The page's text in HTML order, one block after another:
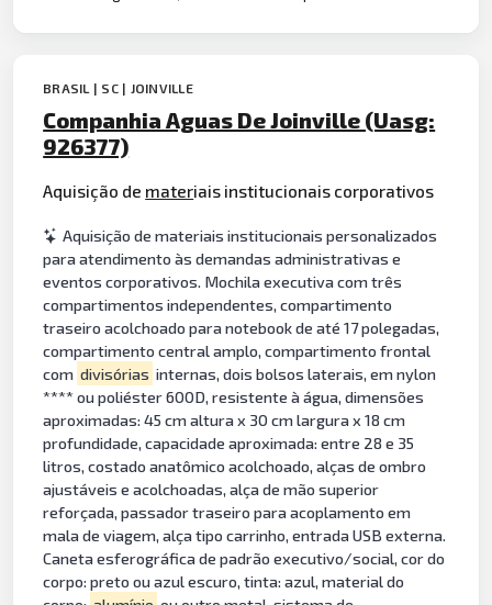
BRASIL | SC | JOINVILLE
Companhia Aguas De Joinville (Uasg:
926377)
Aquisição de materiais institucionais corporativos
Aquisição de materiais institucionais personalizados
para atendimento às demandas administrativas e
eventos corporativos. Mochila executiva com três
compartimentos independentes, compartimento
traseiro acolchoado para notebook de até 17 polegadas,
compartimento central amplo, compartimento frontal
com divisórias internas, dois bolsos laterais, em nylon
**** ou poliéster 600D, resistente à água, dimensões
aproximadas: 45 cm altura x 30 cm largura x 18 cm
profundidade, capacidade aproximada: entre 28 e 35
litros, costado anatômico acolchoado, alças de ombro
ajustáveis e acolchoadas, alça de mão superior
reforçada, passador traseiro para acoplamento em
mala de viagem, alça tipo carrinho, entrada USB externa.
Caneta esferográfica de padrão executivo/social, cor do
corpo: preto ou azul escuro, tinta: azul, material do